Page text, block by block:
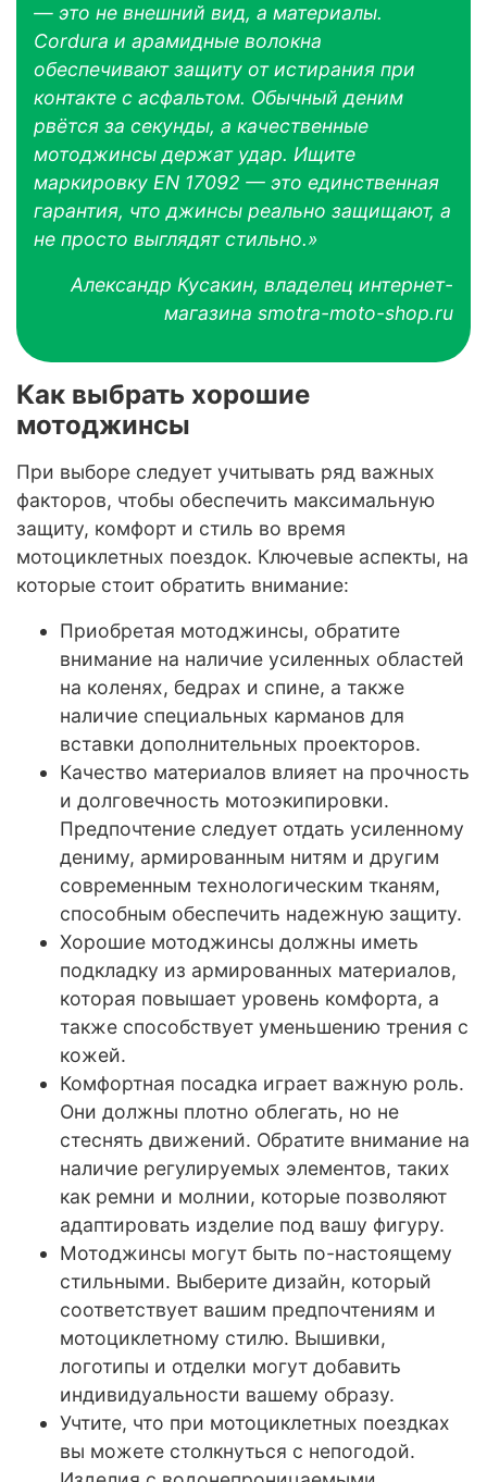
— это не внешний вид, а материалы.
Cordura и арамидные волокна
обеспечивают защиту от истирания при
контакте с асфальтом. Обычный деним
рвётся за секунды, а качественные
мотоджинсы держат удар. Ищите
маркировку EN 17092 — это единственная
гарантия, что джинсы реально защищают, а
не просто выглядят стильно.»
Александр Кусакин, владелец интернет-
магазина smotra-moto-shop.ru
Как выбрать хорошие
мотоджинсы
При выборе следует учитывать ряд важных
факторов, чтобы обеспечить максимальную
защиту, комфорт и стиль во время
мотоциклетных поездок. Ключевые аспекты, на
которые стоит обратить внимание:
Приобретая мотоджинсы, обратите
внимание на наличие усиленных областей
на коленях, бедрах и спине, а также
наличие специальных карманов для
вставки дополнительных проекторов.
Качество материалов влияет на прочность
и долговечность мотоэкипировки.
Предпочтение следует отдать усиленному
дениму, армированным нитям и другим
современным технологическим тканям,
способным обеспечить надежную защиту.
Хорошие мотоджинсы должны иметь
подкладку из армированных материалов,
которая повышает уровень комфорта, а
также способствует уменьшению трения с
кожей.
Комфортная посадка играет важную роль.
Они должны плотно облегать, но не
стеснять движений. Обратите внимание на
наличие регулируемых элементов, таких
как ремни и молнии, которые позволяют
адаптировать изделие под вашу фигуру.
Мотоджинсы могут быть по-настоящему
стильными. Выберите дизайн, который
соответствует вашим предпочтениям и
мотоциклетному стилю. Вышивки,
логотипы и отделки могут добавить
индивидуальности вашему образу.
Учтите, что при мотоциклетных поездках
вы можете столкнуться с непогодой.